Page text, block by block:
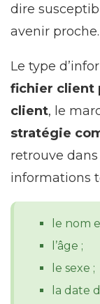
dire
avenir proche.
Le type
fichier client
client, le
stratégie
retrouve
informations
le nom
l’âge ;
le sexe ;
la date